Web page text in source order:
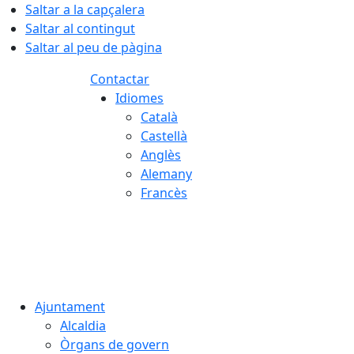
Saltar a la capçalera
Saltar al contingut
Saltar al peu de pàgina
Contactar
Idiomes
Català
Castellà
Anglès
Alemany
Francès
Ajuntament
Alcaldia
Òrgans de govern